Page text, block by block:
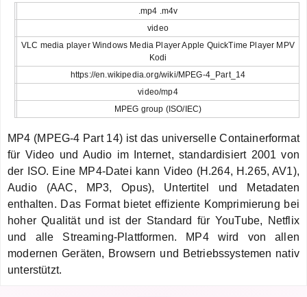
.mp4 .m4v
video
VLC media player Windows Media Player Apple QuickTime Player MPV
Kodi
https://en.wikipedia.org/wiki/MPEG-4_Part_14
video/mp4
MPEG group (ISO/IEC)
MP4 (MPEG-4 Part 14) ist das universelle Containerformat
für Video und Audio im Internet, standardisiert 2001 von
der ISO. Eine MP4-Datei kann Video (H.264, H.265, AV1),
Audio (AAC, MP3, Opus), Untertitel und Metadaten
enthalten. Das Format bietet effiziente Komprimierung bei
hoher Qualität und ist der Standard für YouTube, Netflix
und alle Streaming-Plattformen. MP4 wird von allen
modernen Geräten, Browsern und Betriebssystemen nativ
unterstützt.